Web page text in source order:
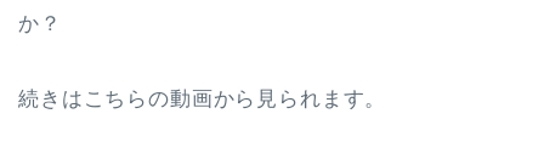
か？
続きはこちらの動画から見られます。